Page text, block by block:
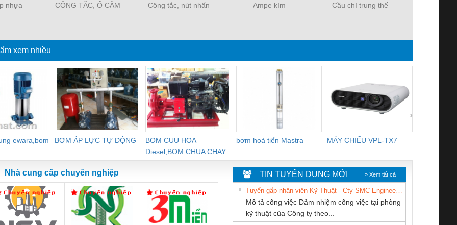
nhựa CÔNG TẮC, Ổ CẮM Công tắc, nút nhấn Ampe kìm Cầu chì trung thế
xem nhiều
ewara,bom
BƠM ÁP LỰC TỰ ĐỘNG
BOM CUU HOA
Diesel,BOM CHUA CHAY
bơm hoả tiển Mastra MÁY CHIẾU VPL-TX7
›
Nhà cung cấp chuyên nghiệp TIN TUYỂN DỤNG MỚI » Xem tất cả
Mô tả công việc Đảm nhiệm công việc tại phòng
kỹ thuật của Công ty theo...